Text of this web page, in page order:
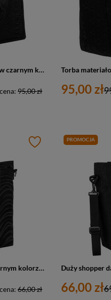
Duży shopper damski z poliestru w czarnym kolorze - Rovicky
95,00 zł 95,00 zł
Shopper damski z poliestru w czarnym kolorze pokryty falistym wzorem - Rovicky
66,00 zł
PROMOCJA
66,00 zł